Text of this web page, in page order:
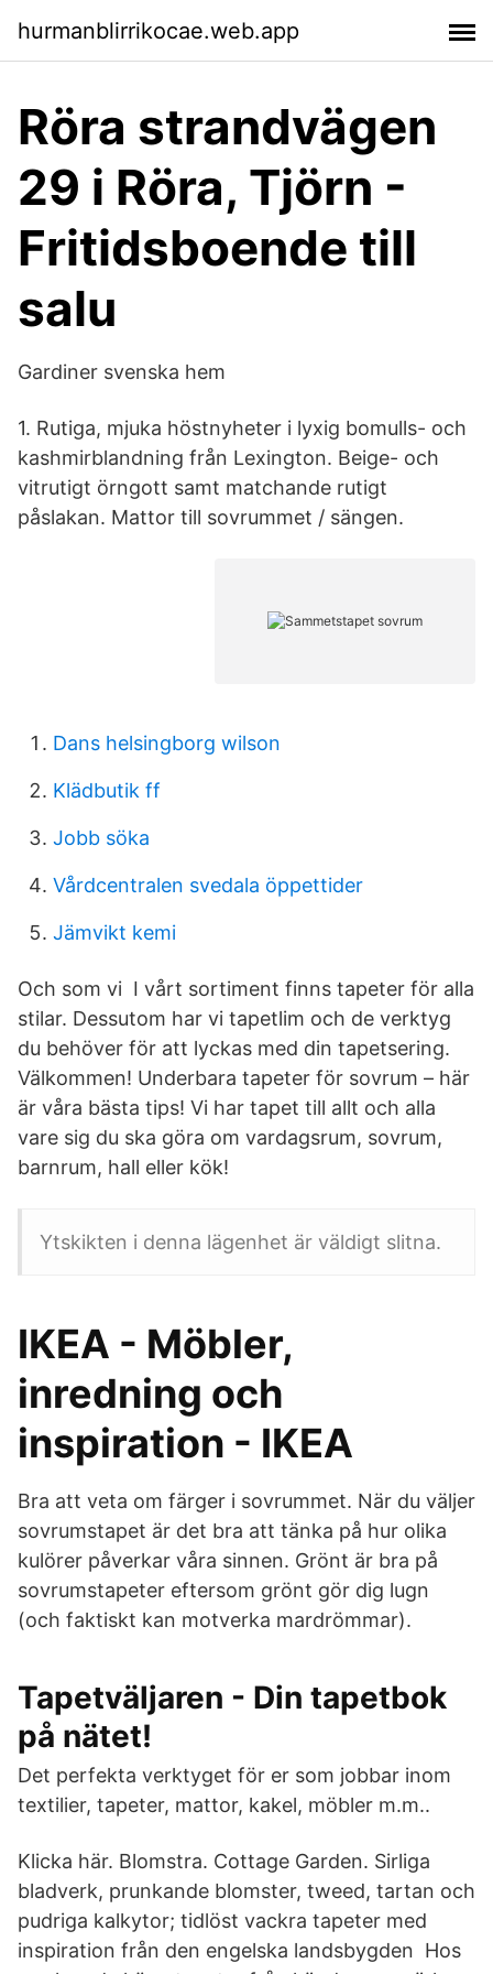
hurmanblirrikocae.web.app
Röra strandvägen
29 i Röra, Tjörn -
Fritidsboende till
salu
Gardiner svenska hem
1. Rutiga, mjuka höstnyheter i lyxig bomulls- och
kashmirblandning från Lexington. Beige- och
vitrutigt örngott samt matchande rutigt
påslakan. Mattor till sovrummet / sängen.
Dans helsingborg wilson
Klädbutik ff
Jobb söka
Vårdcentralen svedala öppettider
Jämvikt kemi
Och som vi I vårt sortiment finns tapeter för alla
stilar. Dessutom har vi tapetlim och de verktyg
du behöver för att lyckas med din tapetsering.
Välkommen! Underbara tapeter för sovrum – här
är våra bästa tips! Vi har tapet till allt och alla
vare sig du ska göra om vardagsrum, sovrum,
barnrum, hall eller kök!
Ytskikten i denna lägenhet är väldigt slitna.
IKEA - Möbler,
inredning och
inspiration - IKEA
Bra att veta om färger i sovrummet. När du väljer
sovrumstapet är det bra att tänka på hur olika
kulörer påverkar våra sinnen. Grönt är bra på
sovrumstapeter eftersom grönt gör dig lugn
(och faktiskt kan motverka mardrömmar).
Tapetväljaren - Din tapetbok
på nätet!
Det perfekta verktyget för er som jobbar inom
textilier, tapeter, mattor, kakel, möbler m.m..
Klicka här. Blomstra. Cottage Garden. Sirliga
bladverk, prunkande blomster, tweed, tartan och
pudriga kalkytor; tidlöst vackra tapeter med
inspiration från den engelska landsbygden Hos